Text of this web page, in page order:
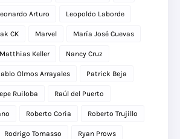
Arturo Leopoldo Laborde
CK Marvel María José Cuevas
Matthias Keller Nancy Cruz
Olmos Arrayales Patrick Beja
Ruiloba Raúl del Puerto
Roberto Coria Roberto Trujillo
Rodrigo Tomasso Ryan Prows